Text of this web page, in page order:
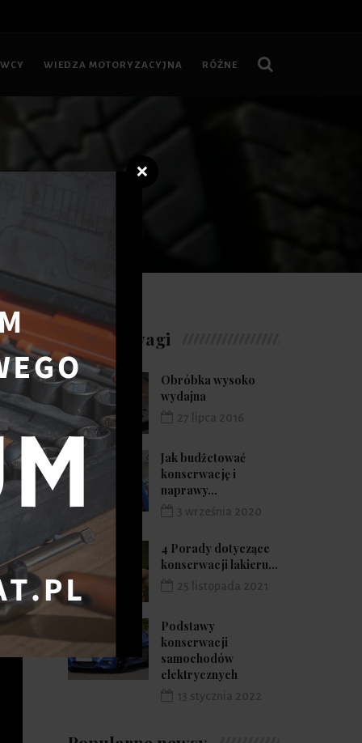
WIEDZA MOTORYZACYJNA RÓŻNE
Warte uwagi
Obróbka wysoko
wydajna
Jak budżetować
konserwację i
naprawy...
4 Porady dotyczące
konserwacji lakieru...
Podstawy
konserwacji
samochodów
elektrycznych
❌